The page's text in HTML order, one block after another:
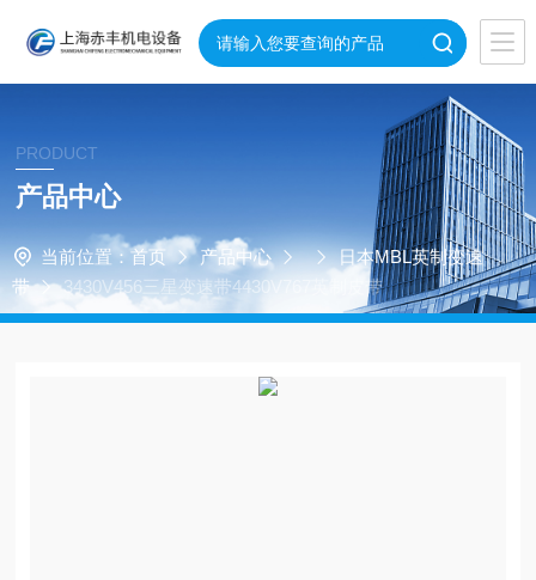
PRODUCT
产品中心
当前位置： 首页 产品中心
日本MBL英制变速
带
3430V456三星变速带4430V767英制皮带